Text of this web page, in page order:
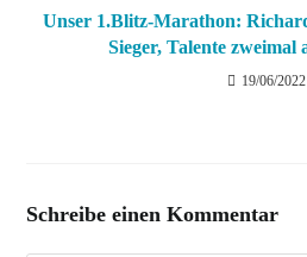
Unser 1.Blitz-Marathon:
Sieger, Talente zweimal
19/06/2022
Schreibe einen Kommentar